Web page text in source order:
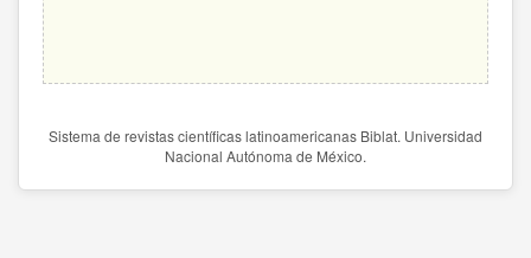
Sistema de revistas científicas latinoamericanas Biblat. Universidad
Nacional Autónoma de México.